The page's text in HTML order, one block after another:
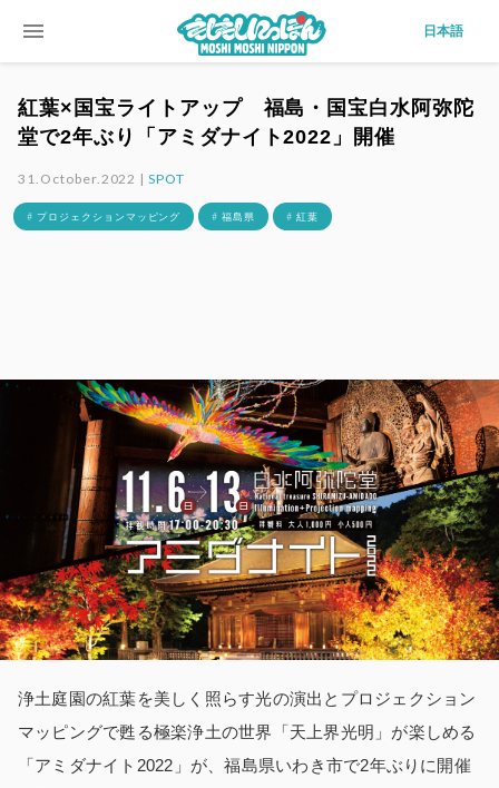
menu 日本語
紅葉×国宝ライトアップ 福島・国宝白水阿弥陀
堂で2年ぶり「アミダナイト2022」開催
31.October.2022 |SPOT
# プロジェクションマッピング # 福島県 # 紅葉
浄土庭園の紅葉を美しく照らす光の演出とプロジェクション
マッピングで甦る極楽浄土の世界「天上界光明」が楽しめる
「アミダナイト2022」が、福島県いわき市で2年ぶりに開催